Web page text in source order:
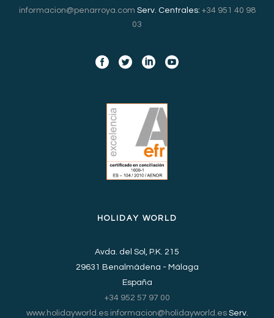
informacion@penarroya.com Serv. Centrales: +34 951 40 98
03
HOLIDAY WORLD
Avda. del Sol, P.K. 215
29631 Benalmádena - Málaga
España
+34 952 57 97 00
www.holidayworld.es informacion@holidayworld.esServ.